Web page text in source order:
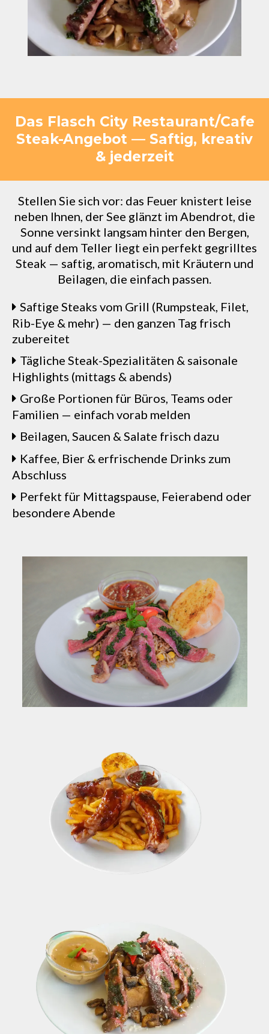
Das Flasch City Restaurant/Cafe
Steak-Angebot — Saftig, kreativ
& jederzeit
Stellen Sie sich vor: das Feuer knistert leise
neben Ihnen, der See glänzt im Abendrot, die
Sonne versinkt langsam hinter den Bergen,
und auf dem Teller liegt ein perfekt gegrilltes
Steak — saftig, aromatisch, mit Kräutern und
Beilagen, die einfach passen.
Saftige Steaks vom Grill (Rumpsteak, Filet,
Rib-Eye & mehr) — den ganzen Tag frisch
zubereitet
Tägliche Steak-Spezialitäten & saisonale
Highlights (mittags & abends)
Große Portionen für Büros, Teams oder
Familien — einfach vorab melden
Beilagen, Saucen & Salate frisch dazu
Kaffee, Bier & erfrischende Drinks zum
Abschluss
Perfekt für Mittagspause, Feierabend oder
besondere Abende